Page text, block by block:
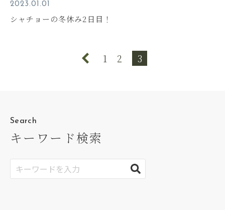
2023.01.01
シャチョーの冬休み2日目！
1 2 3
Search
キーワード検索